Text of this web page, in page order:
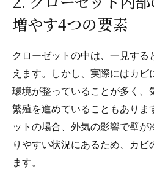
増やす4つの要素
クローゼットの中は、一見する
えます。しかし、実際にはカビ
環境が整っていることが多く、
繁殖を進めていることもありま
ットの場合、外気の影響で壁が
りやすい状況にあるため、カビ
ます。